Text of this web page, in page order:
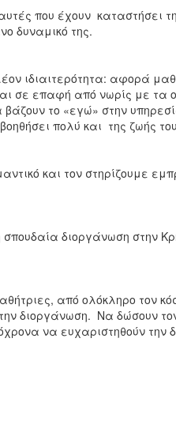
που έχουν καταστήσει
δυναμικό της.
ιδιαιτερότητα: αφορά
σε επαφή από νωρίς με τα
το «εγώ» στην
πολύ και της ζωής
και τον στηρίζουμε
διοργάνωση στην
από ολόκληρο τον
διοργάνωση. Να δώσουν
να ευχαριστηθούν την